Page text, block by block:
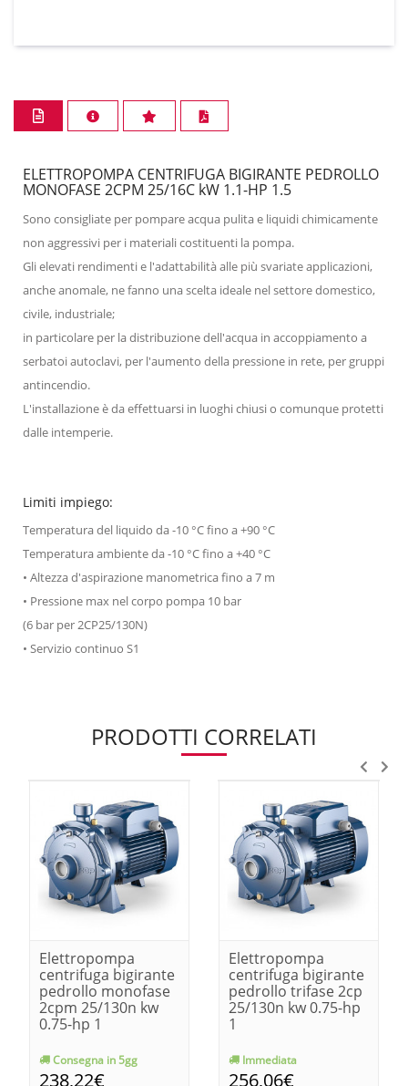
ELETTROPOMPA CENTRIFUGA BIGIRANTE PEDROLLO
MONOFASE 2CPM 25/16C kW 1.1-HP 1.5
Sono consigliate per pompare acqua pulita e liquidi chimicamente
non aggressivi per i materiali costituenti la pompa.
Gli elevati rendimenti e l'adattabilità alle più svariate applicazioni,
anche anomale, ne fanno una scelta ideale nel settore domestico,
civile, industriale;
in particolare per la distribuzione dell'acqua in accoppiamento a
serbatoi autoclavi, per l'aumento della pressione in rete, per gruppi
antincendio.
L'installazione è da effettuarsi in luoghi chiusi o comunque protetti
dalle intemperie.
Limiti impiego:
Temperatura del liquido da -10 °C fino a +90 °C
Temperatura ambiente da -10 °C fino a +40 °C
• Altezza d'aspirazione manometrica fino a 7 m
• Pressione max nel corpo pompa 10 bar
(6 bar per 2CP25/130N)
• Servizio continuo S1
PRODOTTI CORRELATI
Elettropompa
centrifuga bigirante
pedrollo monofase
2cpm 25/130n kw
0.75-hp 1
Consegna in 5gg
238,22€
Elettropompa
centrifuga bigirante
pedrollo trifase 2cp
25/130n kw 0.75-hp
1
Immediata
256,06€